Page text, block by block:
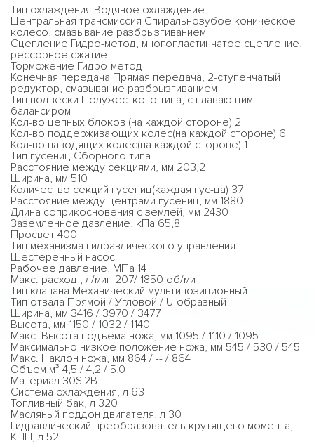
Тип охлаждения Водяное охлаждение
Центральная трансмиссия Спиральнозубое коническое
колесо, смазывание разбрызгиванием
Сцепление Гидро-метод, многопластинчатое сцепление,
рессорное сжатие
Торможение Гидро-метод
Конечная передача Прямая передача, 2-ступенчатый
редуктор, смазывание разбрызгиванием
Тип подвески Полужесткого типа, с плавающим
балансиром
Кол-во цепных блоков (на каждой стороне) 2
Кол-во поддерживающих колес(на каждой стороне) 6
Кол-во наводящих колес(на каждой стороне) 1
Тип гусениц Сборного типа
Расстояние между секциями, мм 203,2
Ширина, мм 510
Количество секций гусениц(каждая гус-ца) 37
Расстояние между центрами гусениц, мм 1880
Длина соприкосновения с землей, мм 2430
Заземленное давление, кПа 65,8
Просвет 400
Тип механизма гидравлического управления
Шестеренный насос
Рабочее давление, МПа 14
Макс. расход , л/мин 207/ 1850 об/ми
Тип клапана Механический мультипозиционный
Тип отвала Прямой / Угловой / U-образный
Ширина, мм 3416 / 3970 / 3477
Высота, мм 1150 / 1032 / 1140
Макс. Высота подъема ножа, мм 1095 / 1110 / 1095
Максимально низкое положение ножа, мм 545 / 530 / 545
Макс. Наклон ножа, мм 864 / -- / 864
Объем м³ 4,5 / 4,2 / 5,0
Материал 30Si2B
Система охлаждения, л 63
Топливный бак, л 320
Масляный поддон двигателя, л 30
Гидравлический преобразователь крутящего момента,
КПП, л 52